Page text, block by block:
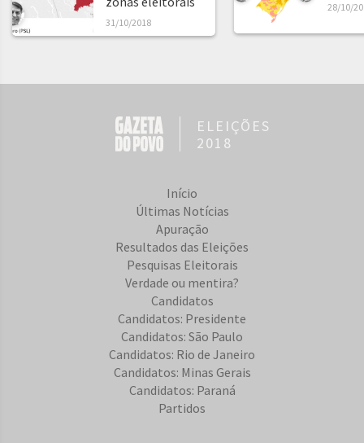
31/10/2018
28/10/
ELEIÇÕES
2018
Início
Últimas Notícias
Apuração
Resultados das Eleições
Pesquisas Eleitorais
Verdade ou mentira?
Candidatos
Candidatos: Presidente
Candidatos: São Paulo
Candidatos: Rio de Janeiro
Candidatos: Minas Gerais
Candidatos: Paraná
Partidos